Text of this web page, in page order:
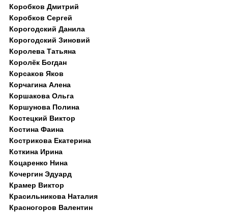
Коробков Дмитрий
Коробков Сергей
Корогодский Данила
Корогодский Зиновий
Королева Татьяна
Королёк Богдан
Корсаков Яков
Корчагина Алена
Коршакова Ольга
Коршунова Полина
Костецкий Виктор
Костина Фаина
Кострикова Екатерина
Коткина Ирина
Коцаренко Нина
Кочергин Эдуард
Крамер Виктор
Красильникова Наталия
Красногоров Валентин